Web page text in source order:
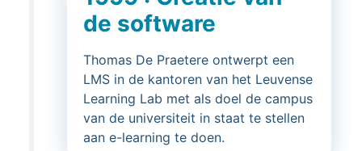
de software
Thomas De Praetere ontwerpt een
LMS in de kantoren van het Leuvense
Learning Lab met als doel de campus
van de universiteit in staat te stellen
aan e-learning te doen.